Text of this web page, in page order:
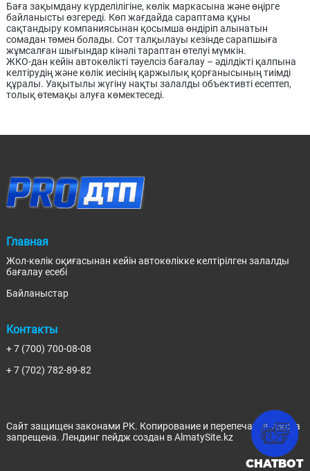
Баға зақымдану күрделілігіне, көлік маркасына және өңірге
байланысты өзгереді. Көп жағдайда сараптама құны
сақтандыру компаниясынан қосымша өндіріп алынатын
сомадан төмен болады. Сот талқылауы кезінде сарапшыға
жұмсалған шығындар кінәлі тараптан өтелуі мүмкін.
ЖКО-дан кейін автокөлікті тәуелсіз бағалау – әділдікті қалпына
келтірудің және көлік иесінің қаржылық қорғанысының тиімді
құралы. Уақытылы жүгіну нақты залалды объективті есептеп,
толық өтемақы алуға көмектеседі.
CHATBOT
Главная
Жол-көлік оқиғасынан кейін автокөлікке келтірілген залалды
бағалау есебі
Байланыстар
Контакты
+ 7 (700) 700-08-08
+ 7 (702) 782-89-82
Сайт защищен законами РК. Копирование и перепечатка текста
запрещена. Лендинг пейдж создан в AlmatySite.kz